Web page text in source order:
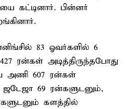
கட்டினார். பின்னர்
83 ஓவர்களில் 6
ரன்கள் அடித்திருந்தபோது
அணி 607 ரன்கள்
69 ரன்களுடனும்,
களத்தில்